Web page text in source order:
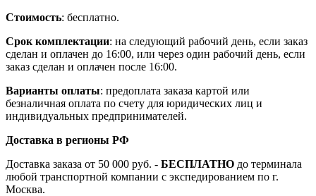
Стоимость: бесплатно.
Срок комплектации: на следующий рабочий день, если заказ
сделан и оплачен до 16:00, или через один рабочий день, если
заказ сделан и оплачен после 16:00.
Варианты оплаты: предоплата заказа картой или
безналичная оплата по счету для юридических лиц и
индивидуальных предпринимателей.
Доставка в регионы РФ
Доставка заказа от 50 000 руб. - БЕСПЛАТНО до терминала
любой транспортной компании с экспедированием по г.
Москва.